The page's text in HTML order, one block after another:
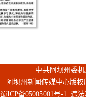
中共阿坝州委
阿坝州新闻传媒中心版
蜀ICP备05005001号-1 违法